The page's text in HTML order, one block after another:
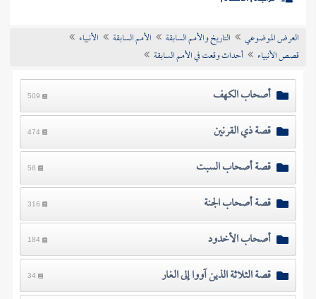
موضوعي
تراجم الأعلام
العرض الموضوعي التاريخ والأمم السابقة الأمم السابقة
الأنبياء
قصص الأنبياء
أحداث وقعت في الأمم السابقة
أصحاب الكهف 509
قصة ذي القرنين 474
قصة أصحاب السبت 58
قصة أصحاب الجنة 316
أصحاب الأخدود 184
قصة الثلاثة الذين آووا إلى الغار 34